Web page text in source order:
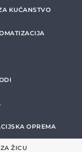
KUĆANSTVO
OPREMA
ŽICU